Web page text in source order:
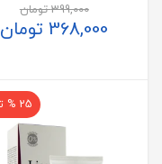
399,000تومان
368,000تومان
25 % تخفیف